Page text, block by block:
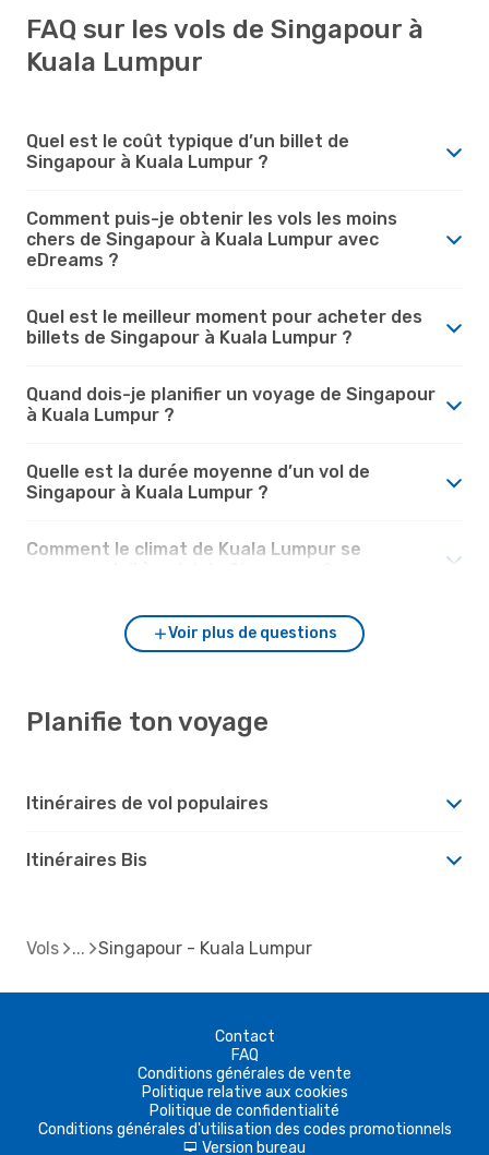
FAQ sur les vols de Singapour à
Kuala Lumpur
Quel est le coût typique d’un billet de
Singapour à Kuala Lumpur ?
Comment puis-je obtenir les vols les moins
chers de Singapour à Kuala Lumpur avec
eDreams ?
Quel est le meilleur moment pour acheter des
billets de Singapour à Kuala Lumpur ?
Quand dois-je planifier un voyage de Singapour
à Kuala Lumpur ?
Quelle est la durée moyenne d’un vol de
Singapour à Kuala Lumpur ?
Comment le climat de Kuala Lumpur se
Voir plus de questions
Planifie ton voyage
Itinéraires de vol populaires
Itinéraires Bis
Vols Singapour - Kuala Lumpur
Contact
FAQ
Conditions générales de vente
Politique relative aux cookies
Politique de confidentialité
Conditions générales d'utilisation des codes promotionnels
d Version bureau